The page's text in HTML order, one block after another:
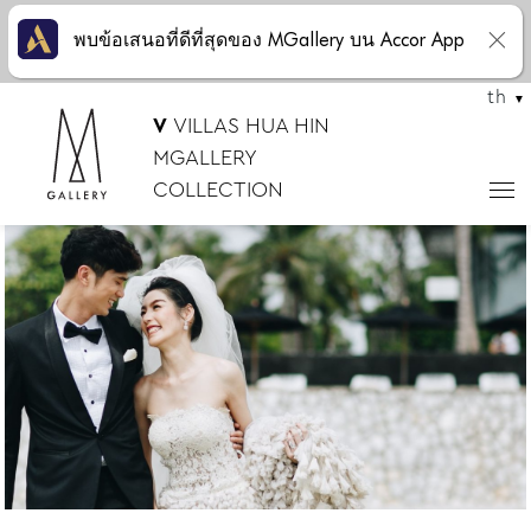
VVILLAS HUA HIN
MGALLERY
COLLECTION
th
พบข้อเสนอที่ดีที่สุดของ MGallery บน Accor App